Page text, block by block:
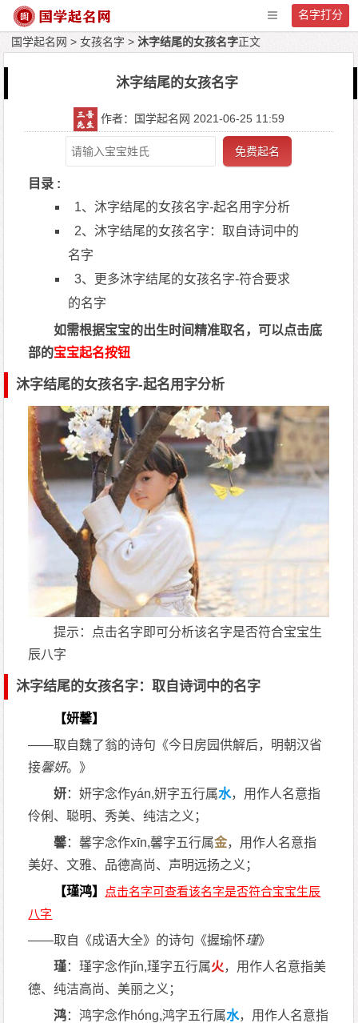
名字打分
国学起名网 >女孩名字 >沐字结尾的女孩名字正文
沐字结尾的女孩名字
作者：国学起名网 2021-06-25 11:59
免费起名
目录 :
1、沐字结尾的女孩名字-起名用字分析
2、沐字结尾的女孩名字：取自诗词中的
名字
3、更多沐字结尾的女孩名字-符合要求
的名字
如需根据宝宝的出生时间精准取名，可以点击底
部的宝宝起名按钮
沐字结尾的女孩名字-起名用字分析
提示：点击名字即可分析该名字是否符合宝宝生
辰八字
沐字结尾的女孩名字：取自诗词中的名字
【妍馨】
——取自魏了翁的诗句《今日房园供解后，明朝汉省
接馨妍。》
妍：妍字念作yán,妍字五行属水，用作人名意指
伶俐、聪明、秀美、纯洁之义；
馨：馨字念作xīn,馨字五行属金，用作人名意指
美好、文雅、品德高尚、声明远扬之义；
【瑾鸿】
——取自《成语大全》的诗句《握瑜怀瑾》
瑾：瑾字念作jǐn,瑾字五行属火，用作人名意指美
德、纯洁高尚、美丽之义；
鸿：鸿字念作hóng,鸿字五行属水，用作人名意指